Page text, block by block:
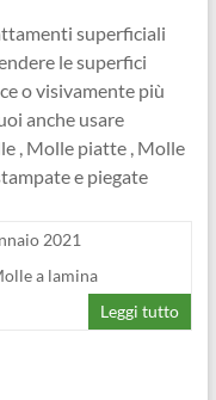
superficiali
le superfici
o visivamente più
anche usare
, Molle piatte , Molle
e piegate
2021
a lamina
Leggi tutto